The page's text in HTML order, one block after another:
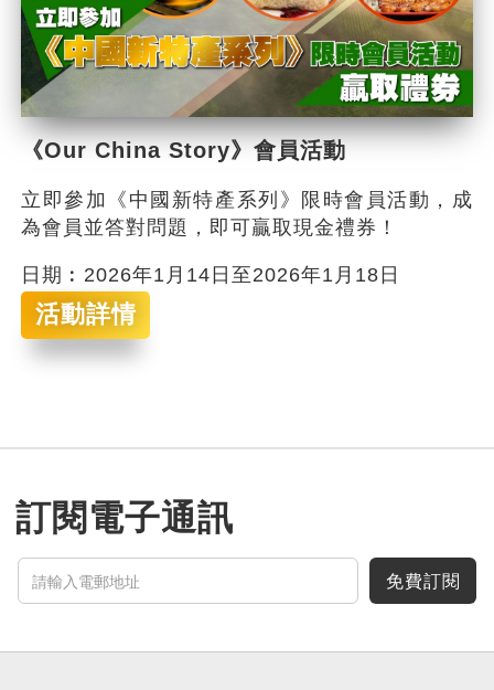
《Our China Story》會員活動
立即參加《中國新特產系列》限時會員活動，成
為會員並答對問題，即可贏取現金禮券！
日期︰2026年1月14日至2026年1月18日
活動詳情
訂閱電子通訊
免費訂閱